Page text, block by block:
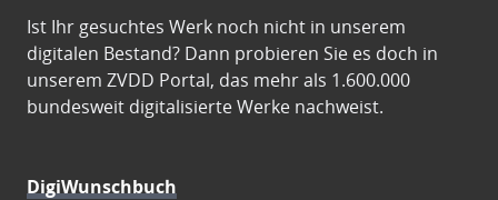
Ist Ihr gesuchtes Werk noch nicht in unserem
digitalen Bestand? Dann probieren Sie es doch in
unserem ZVDD Portal, das mehr als 1.600.000
bundesweit digitalisierte Werke nachweist.
DigiWunschbuch